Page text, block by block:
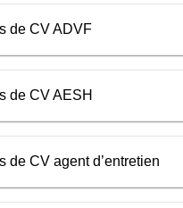
de CV ADVF
de CV AESH
de CV agent d’entretien